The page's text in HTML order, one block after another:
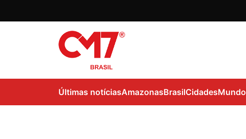
Últimas notíciasAmazonasBrasilCidadesMundo